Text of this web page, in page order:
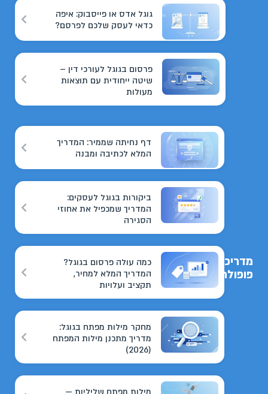
גוגל אדס או פייסבוק: איפה
כדאי לעסק שלכם לפרסם?
פרסום בגוגל לעורכי דין –
שיטה ייחודית עם תוצאות
מעולות
מדריכים
פופולריים
דף נחיתה שממיר: המדריך
המלא לכתיבה ומבנה
ביקורות בגוגל לעסקים:
המדריך שמכפיל את אחוזי
הסגירה
כמה עולה פרסום בגוגל?
המדריך המלא למחיר,
תקציב ועלויות
מחקר מילות מפתח בגוגל:
מדריך מתכנן מילות המפתח
(2026)